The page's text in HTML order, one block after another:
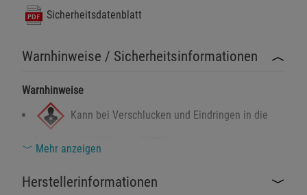
Sicherheitsdatenblatt
Warnhinweise / Sicherheitsinformationen
Warnhinweise
Kann bei Verschlucken und Eindringen in die
Darf nicht in die Hände von Kindern gelangen. (P102)
Mehr anzeigen
Herstellerinformationen